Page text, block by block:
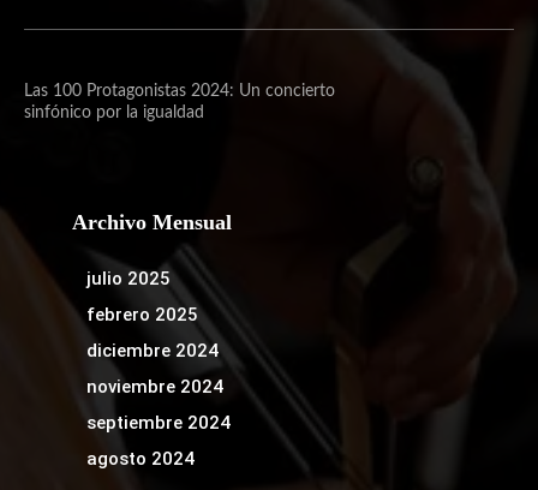
Las 100 Protagonistas 2024: Un concierto
sinfónico por la igualdad
Archivo Mensual
julio 2025
febrero 2025
diciembre 2024
noviembre 2024
septiembre 2024
agosto 2024